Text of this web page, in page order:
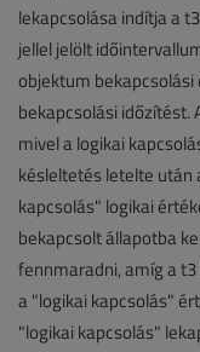
lekapcsolása indítja a
jellel jelölt
objektum
bekapcsolási időzítést.
mivel a logikai
késleltetés letelte után
kapcsolás" logikai
bekapcsolt állapotba
fennmaradni, amíg a
a "logikai kapcsolás"
"logikai kapcsolás"